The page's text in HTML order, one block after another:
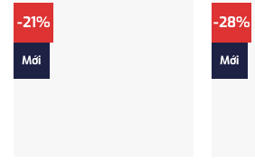
-21%
Mới
-28%
Mới